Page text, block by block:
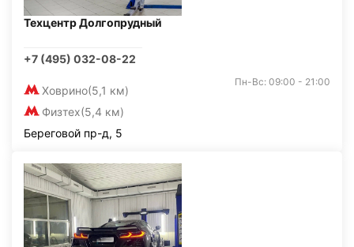
Техцентр Долгопрудный
+7 (495) 032-08-22
Ховрино(5,1 км)
Физтех(5,4 км)
Пн-Вс: 09:00 - 21:00
Береговой пр-д, 5